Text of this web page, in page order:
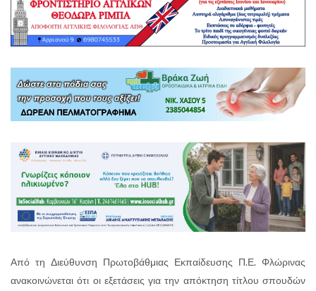
Από τη Διεύθυνση Πρωτοβάθμιας Εκπαίδευσης Π.Ε. Φλώρινας
ανακοινώνεται ότι οι εξετάσεις για την απόκτηση τίτλου σπουδών